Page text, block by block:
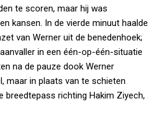
te scoren, maar hij was
kansen. In de vierde minuut haalde
van Werner uit de benedenhoek;
in een één-op-één-situatie
na de pauze dook Werner
maar in plaats van te schieten
breedtepass richting Hakim Ziyech,